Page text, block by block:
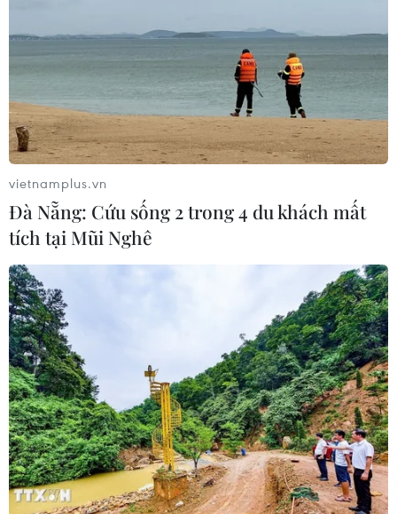
vietnamplus.vn
Đà Nẵng: Cứu sống 2 trong 4 du khách mất
tích tại Mũi Nghê